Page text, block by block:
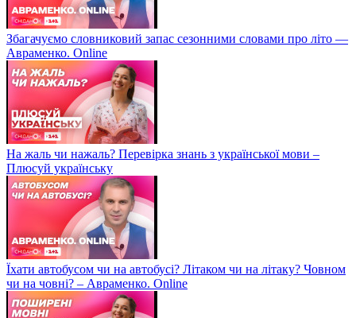
Збагачуємо словниковий запас сезонними словами про літо —
Авраменко. Online
На жаль чи нажаль? Перевірка знань з української мови –
Плюсуй українську
Їхати автобусом чи на автобусі? Літаком чи на літаку? Човном
чи на човні? – Авраменко. Online